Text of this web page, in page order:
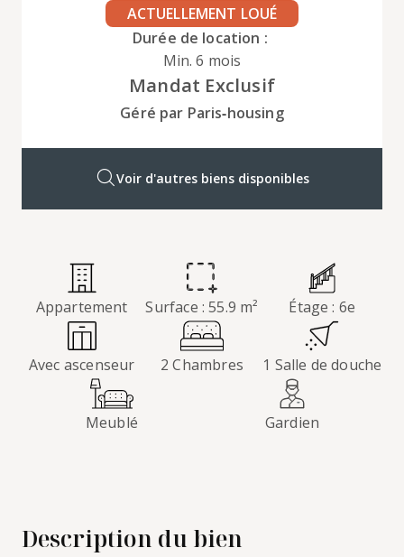
ACTUELLEMENT LOUÉ
Durée de location :
Min. 6 mois
Mandat Exclusif
Géré par Paris‑housing
Voir d'autres biens disponibles
Description du bien
Appartement Surface : 55.9 m² Étage : 6e
Avec ascenseur 2 Chambres 1 Salle de douche
Meublé Gardien